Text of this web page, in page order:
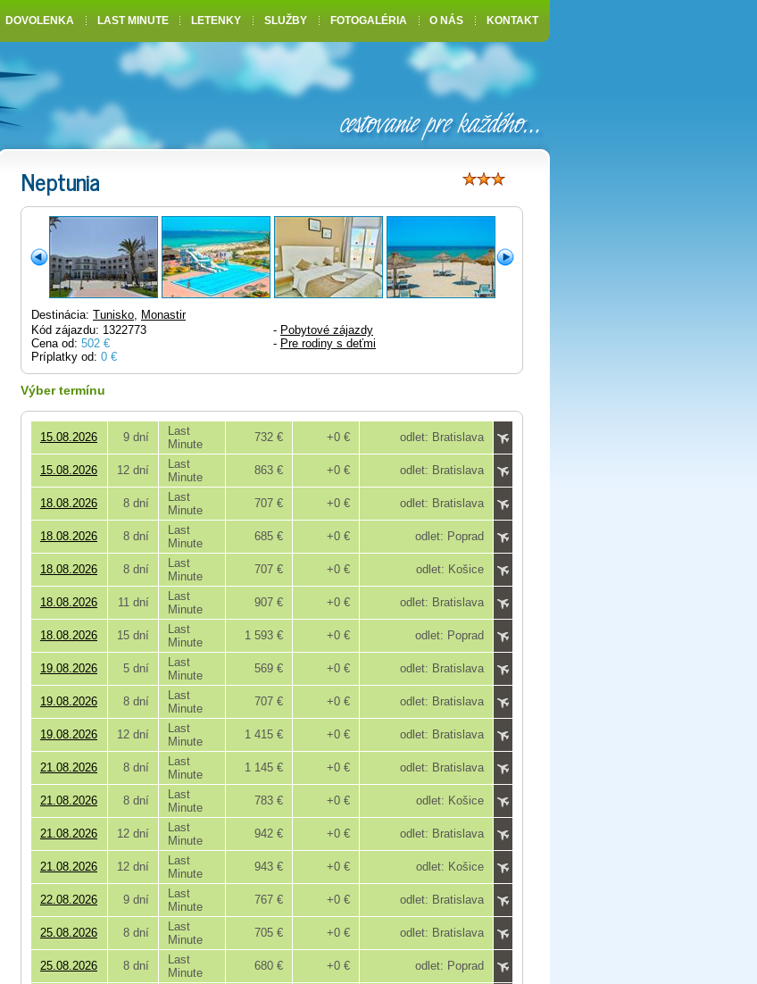
Neptunia
Destinácia: Tunisko, Monastir
Kód zájazdu: 1322773
Cena od: 502 €
Príplatky od: 0 €
- Pobytové zájazdy
- Pre rodiny s deťmi
Výber termínu
15.08.2026 9 dní
Last
Minute
732 € +0 € odlet: Bratislava
15.08.2026 12 dní
Last
Minute
863 € +0 € odlet: Bratislava
18.08.2026 8 dní
Last
Minute
707 € +0 € odlet: Bratislava
18.08.2026 8 dní
Last
Minute
685 € +0 € odlet: Poprad
18.08.2026 8 dní
Last
Minute
707 € +0 € odlet: Košice
18.08.2026 11 dní
Last
Minute
907 € +0 € odlet: Bratislava
18.08.2026 15 dní
Last
Minute
1 593 € +0 € odlet: Poprad
19.08.2026 5 dní
Last
Minute
569 € +0 € odlet: Bratislava
19.08.2026 8 dní
Last
Minute
707 € +0 € odlet: Bratislava
19.08.2026 12 dní
Last
Minute
1 415 € +0 € odlet: Bratislava
21.08.2026 8 dní
Last
Minute
1 145 € +0 € odlet: Bratislava
21.08.2026 8 dní
Last
Minute
783 € +0 € odlet: Košice
21.08.2026 12 dní
Last
Minute
942 € +0 € odlet: Bratislava
21.08.2026 12 dní
Last
Minute
943 € +0 € odlet: Košice
22.08.2026 9 dní
Last
Minute
767 € +0 € odlet: Bratislava
25.08.2026 8 dní
Last
Minute
705 € +0 € odlet: Bratislava
25.08.2026 8 dní
Last
Minute
680 € +0 € odlet: Poprad
DOVOLENKA LAST MINUTE LETENKY SLUŽBY FOTOGALÉRIA O NÁS KONTAKT